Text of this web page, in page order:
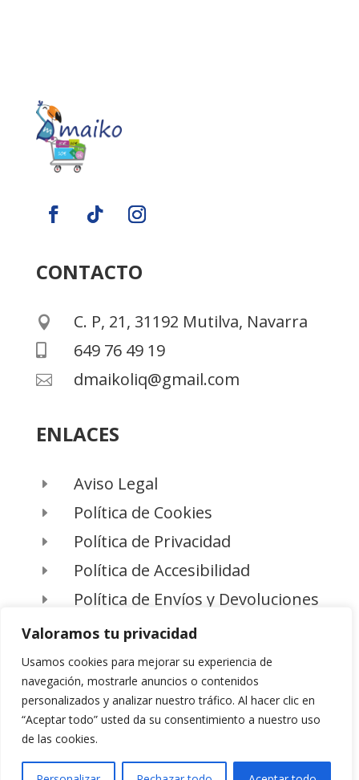
Valoramos tu privacidad
Usamos cookies para mejorar su experiencia de
navegación, mostrarle anuncios o contenidos
personalizados y analizar nuestro tráfico. Al hacer clic en
“Aceptar todo” usted da su consentimiento a nuestro uso
de las cookies.
CONTACTO
 C. P, 21, 31192 Mutilva, Navarra
 649 76 49 19
 dmaikoliq@gmail.com
ENLACES
E Aviso Legal
E Política de Cookies
E Política de Privacidad
E Política de Accesibilidad
E Política de Envíos y Devoluciones
©2026 Dmaiko Liquidaciones
saremedia.net